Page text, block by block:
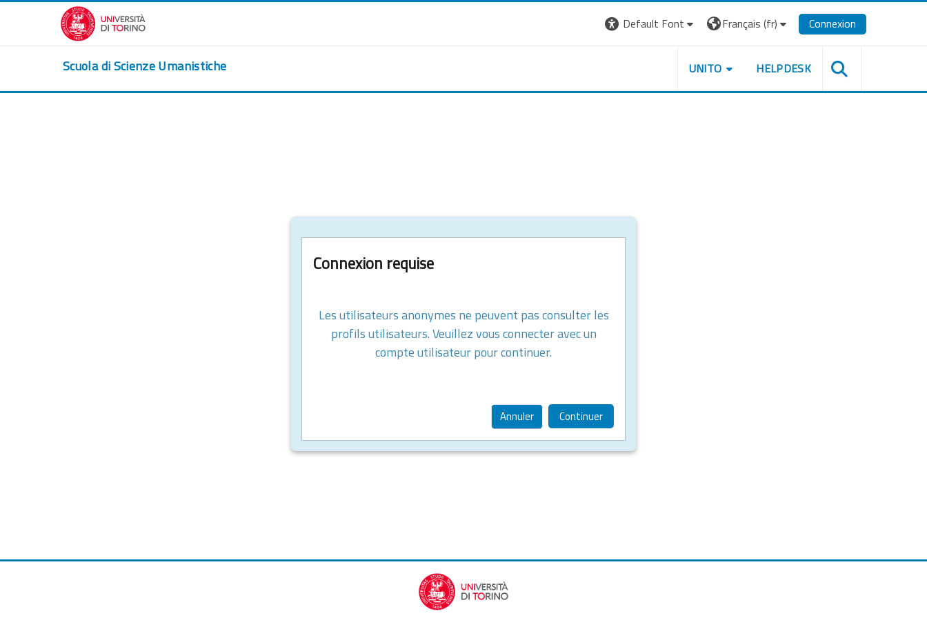
Passer au contenu principal
Default Font
Français ‎(fr)‎ Connexion
Scuola di Scienze Umanistiche UNITO HELPDESK
Connexion requise
Les utilisateurs anonymes ne peuvent pas consulter les
profils utilisateurs. Veuillez vous connecter avec un
compte utilisateur pour continuer.
Annuler Continuer